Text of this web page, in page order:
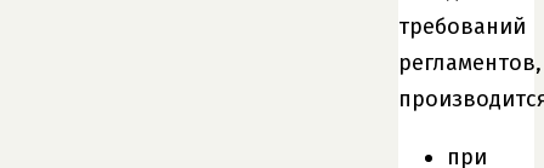
требований
регламентов,
при